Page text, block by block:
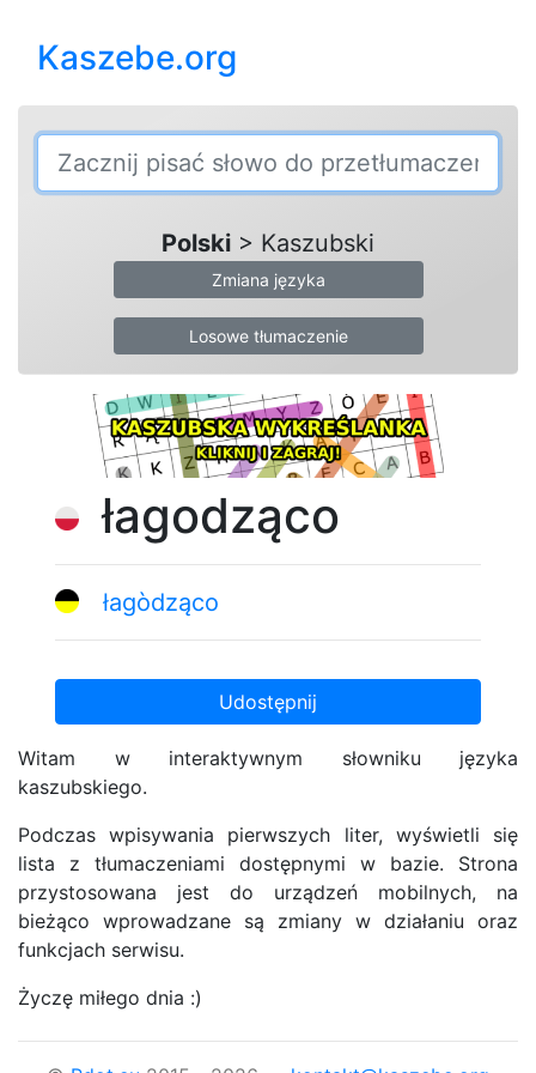
Kaszebe.org
Polski > Kaszubski
Zmiana języka
Losowe tłumaczenie
łagodząco
łagòdząco
Udostępnij
Witam w interaktywnym słowniku języka
kaszubskiego.
Podczas wpisywania pierwszych liter, wyświetli się
lista z tłumaczeniami dostępnymi w bazie. Strona
przystosowana jest do urządzeń mobilnych, na
bieżąco wprowadzane są zmiany w działaniu oraz
funkcjach serwisu.
Życzę miłego dnia :)